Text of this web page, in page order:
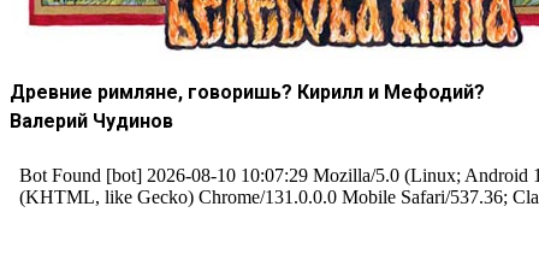
Древние римляне, говоришь? Кирилл и Мефодий?
Валерий Чудинов